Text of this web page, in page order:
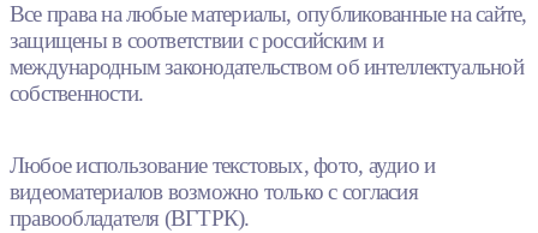
Все права на любые материалы, опубликованные на сайте,
защищены в соответствии с российским и
международным законодательством об интеллектуальной
собственности.
Любое использование текстовых, фото, аудио и
видеоматериалов возможно только с согласия
правообладателя (ВГТРК).